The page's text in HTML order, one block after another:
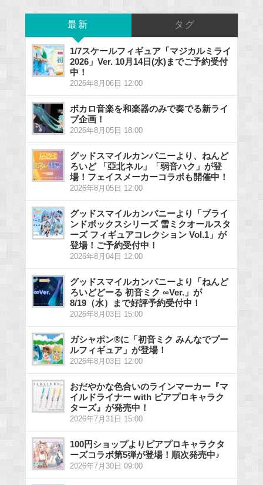
最新 タグ
1/7スケールフィギュア「マジカルミライ
2026」Ver. 10月14日(水)までご予約受付
中！
2026年8月06日 12:00
ボカロ音楽を和楽器のみで奏でる新ライ
ブ企画！
2026年8月05日 18:00
グッドスマイルカンパニーより、ねんど
ろいど 「亞北ネル」「弱音ハク」が登
場！フェイスメーカーコラボも開催中！
2026年8月05日 12:00
グッドスマイルカンパニーより「ブライ
ンドボックスシリーズ 雪ミクオールスタ
ーズ フィギュアコレクション Vol.1」が
登場！ご予約受付中！
2026年8月04日 12:00
グッドスマイルカンパニーより「ねんど
ろいどどーる 初音ミク ∞Ver.」が
8/19（水）まで好評予約受付中！
2026年8月03日 15:00
ガシャポン®に「初音ミク みんなでプー
ルフィギュア」が登場！
2026年8月03日 12:00
おだやかな色合いのラインマーカー『マ
イルドライナー with ピアプロキャラク
ターズ』が発売中！
2026年7月31日 15:00
100円ショップよりピアプロキャラクタ
ーズコラボ第5弾が登場！順次発売中♪
2026年7月30日 09:00